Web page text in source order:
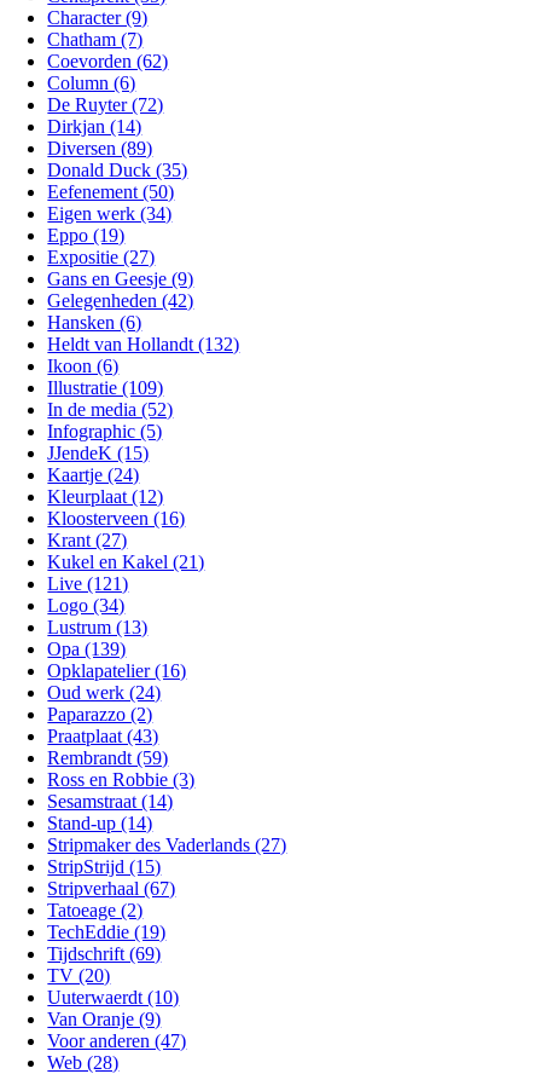
Character (9)
Chatham (7)
Coevorden (62)
Column (6)
De Ruyter (72)
Dirkjan (14)
Diversen (89)
Donald Duck (35)
Eefenement (50)
Eigen werk (34)
Eppo (19)
Expositie (27)
Gans en Geesje (9)
Gelegenheden (42)
Hansken (6)
Heldt van Hollandt (132)
Ikoon (6)
Illustratie (109)
In de media (52)
Infographic (5)
JJendeK (15)
Kaartje (24)
Kleurplaat (12)
Kloosterveen (16)
Krant (27)
Kukel en Kakel (21)
Live (121)
Logo (34)
Lustrum (13)
Opa (139)
Opklapatelier (16)
Oud werk (24)
Paparazzo (2)
Praatplaat (43)
Rembrandt (59)
Ross en Robbie (3)
Sesamstraat (14)
Stand-up (14)
Stripmaker des Vaderlands (27)
StripStrijd (15)
Stripverhaal (67)
Tatoeage (2)
TechEddie (19)
Tijdschrift (69)
TV (20)
Uuterwaerdt (10)
Van Oranje (9)
Voor anderen (47)
Web (28)